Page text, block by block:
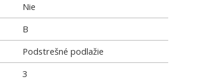
Nie
B
Podstrešné podlažie
3